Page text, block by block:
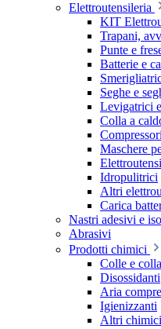
Elettroutensileria
KIT
Trapani,
Punte e
Batterie e
Seghe e
Levigatrici
Colla a
Maschere
Idropulitrici
Altri
Carica
Nastri adesivi e
Abrasivi
Prodotti chimici
Colle e
Disossidanti
Aria
Igienizzanti
Altri chimici